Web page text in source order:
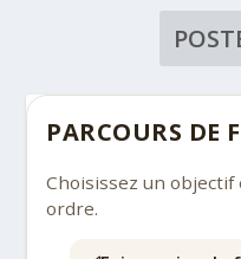
PARCOURS DE
Choisissez un objectif
ordre.